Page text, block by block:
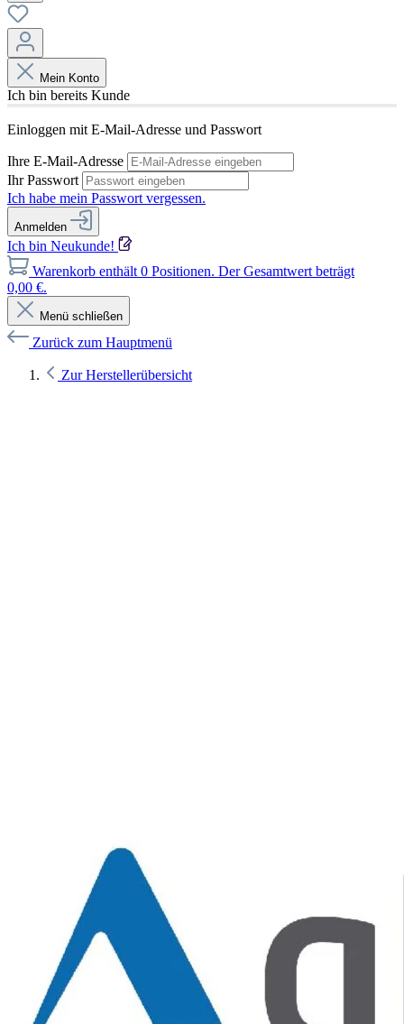
Mein Konto
Ich bin bereits Kunde
Einloggen mit E-Mail-Adresse und Passwort
Ihre E-Mail-Adresse
Ihr Passwort
Ich habe mein Passwort vergessen.
Anmelden
Ich bin Neukunde!
Warenkorb enthält 0 Positionen. Der Gesamtwert beträgt
0,00 €.
Menü schließen
Zurück zum Hauptmenü
Zur Herstellerübersicht